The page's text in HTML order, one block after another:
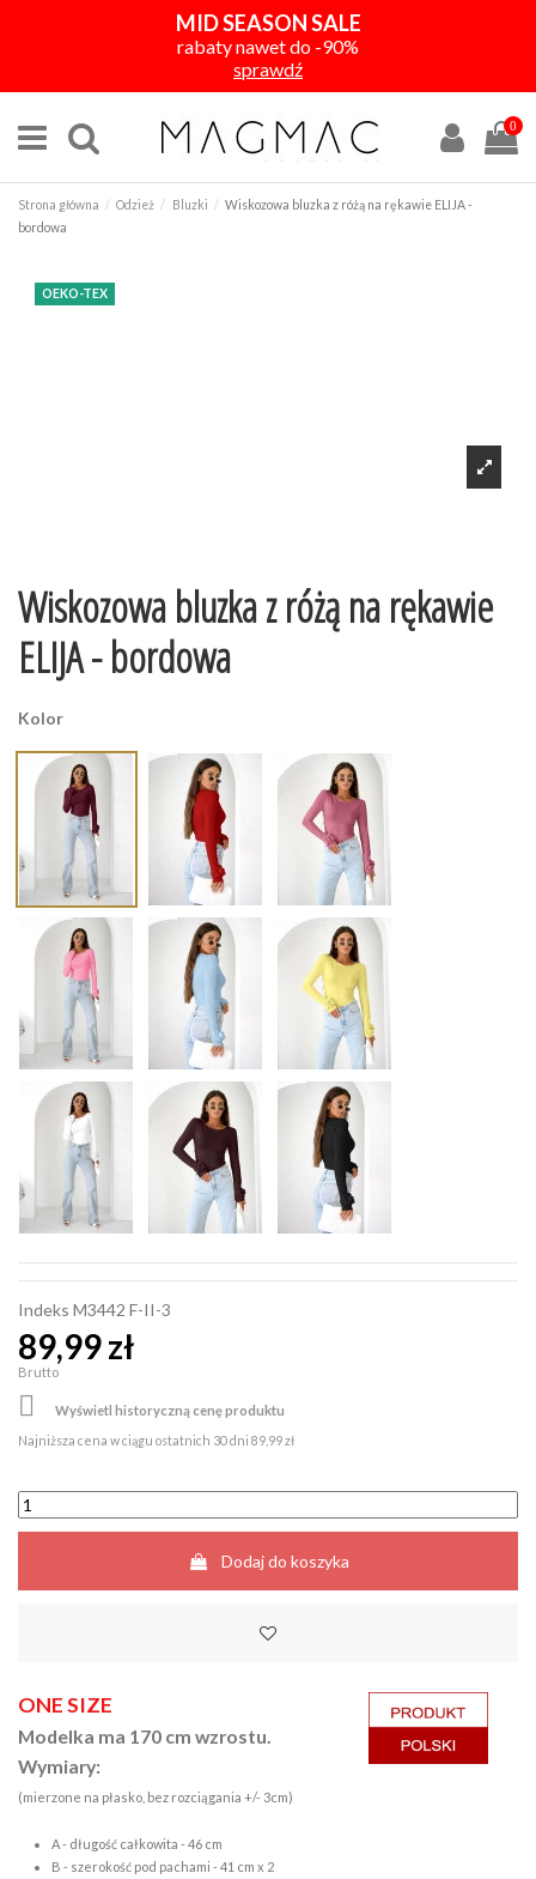
MID SEASON SALE
rabaty nawet do -90%
sprawdź
0
Strona główna Odzież Bluzki
Wiskozowa bluzka z różą na rękawie ELIJA -
bordowa
OEKO-TEX
Wiskozowa bluzka z różą na rękawie
ELIJA - bordowa
Kolor
Indeks M3442 F-II-3
89,99 zł
Brutto

Wyświetl historyczną cenę produktu
Najniższa cena w ciągu ostatnich 30 dni 89,99 zł
Dodaj do koszyka
ONE SIZE
Modelka ma 170 cm wzrostu.
Wymiary:
(mierzone na płasko, bez rozciągania +/- 3cm)
A - długość całkowita - 46 cm
B - szerokość pod pachami - 41 cm x 2